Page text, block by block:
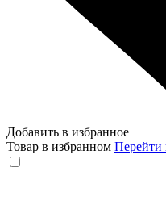
Добавить в избранное
Товар в избранном Перейти